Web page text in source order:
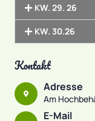
KW. 29. 26
KW. 30.26
Kontakt
Adresse
Am
E-Mail